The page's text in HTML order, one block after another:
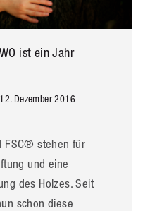
ist ein Jahr
12. Dezember 2016
FSC® stehen für
und eine
des Holzes. Seit
schon diese